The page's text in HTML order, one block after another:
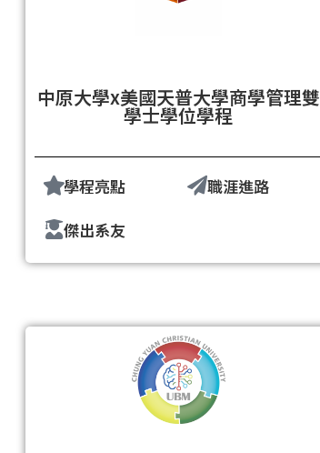
中原大學x美國天普大學商學管理雙
學士學位學程
學程亮點
傑出系友
職涯進路